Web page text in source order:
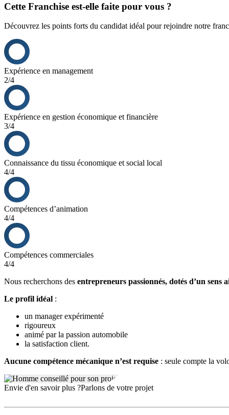
Cette Franchise est-elle faite pour vous ?
Découvrez les points forts du candidat idéal pour rejoindre notre
Expérience en management
2/4
Expérience en gestion économique et financière
3/4
Connaissance du tissu économique et social local
4/4
Compétences d’animation
4/4
Compétences commerciales
4/4
Nous recherchons des entrepreneurs passionnés, dotés d’un sens
Le profil idéal :
un manager expérimenté
rigoureux
animé par la passion automobile
la satisfaction client.
Aucune compétence mécanique n’est requise : seule compte la
Envie d'en savoir plus ?Parlons de votre projet